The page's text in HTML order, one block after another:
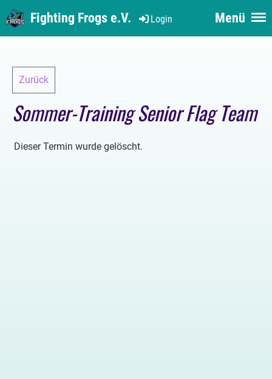
Menü
Login
Fighting Frogs e.V.
Zurück
Sommer-Training Senior Flag Team
Dieser Termin wurde gelöscht.